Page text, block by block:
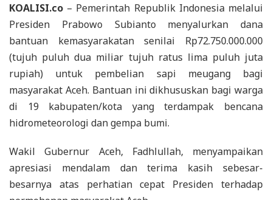
KOALISI.co – Pemerintah Republik Indonesia melalui
Presiden Prabowo Subianto menyalurkan dana
bantuan kemasyarakatan senilai Rp72.750.000.000
(tujuh puluh dua miliar tujuh ratus lima puluh juta
rupiah) untuk pembelian sapi meugang bagi
masyarakat Aceh. Bantuan ini dikhususkan bagi warga
di 19 kabupaten/kota yang terdampak bencana
hidrometeorologi dan gempa bumi.
Wakil Gubernur Aceh, Fadhlullah, menyampaikan
apresiasi mendalam dan terima kasih sebesar-
besarnya atas perhatian cepat Presiden terhadap